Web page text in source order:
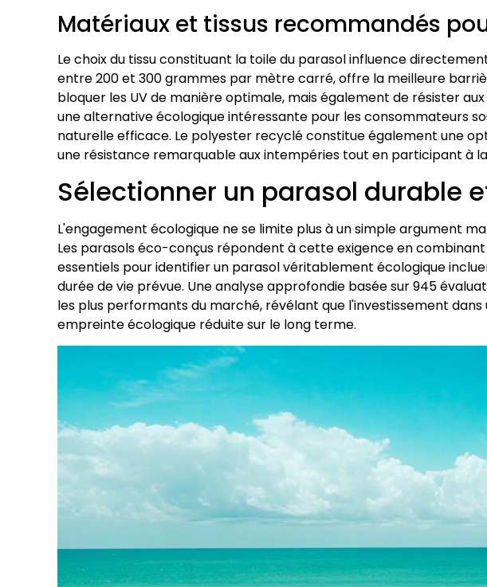
Matériaux et tissus recommandés
Le choix du tissu constituant la toile du parasol influence
entre 200 et 300 grammes par mètre carré, offre la meilleure
bloquer les UV de manière optimale, mais également de résister
une alternative écologique intéressante pour les consommateurs
naturelle efficace. Le polyester recyclé constitue également une
une résistance remarquable aux intempéries tout en participant à
Sélectionner un parasol durable
L'engagement écologique ne se limite plus à un simple argument
Les parasols éco-conçus répondent à cette exigence en
essentiels pour identifier un parasol véritablement écologique
durée de vie prévue. Une analyse approfondie basée sur 945
les plus performants du marché, révélant que l'investissement
empreinte écologique réduite sur le long terme.